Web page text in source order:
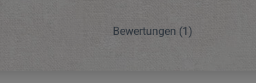
Bewertungen (1)